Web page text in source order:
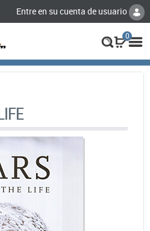
Entre en su cuenta de usuario
0